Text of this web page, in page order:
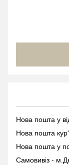
Нова пошта у
Нова пошта
Нова пошта у
Самовивіз -